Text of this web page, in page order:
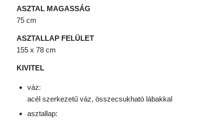
ASZTAL MAGASSÁG
75 cm
ASZTALLAP FELÜLET
155 x 78 cm
KIVITEL
váz:
acél szerkezetű váz, összecsukható lábakkal
asztallap: